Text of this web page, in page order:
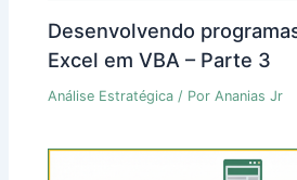
Desenvolvendo
Excel em VBA – Parte 3
Análise Estratégica / PorAnanias Jr